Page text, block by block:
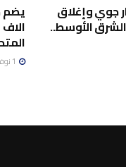
جوي وإغلاق
الأوسط..
يضم